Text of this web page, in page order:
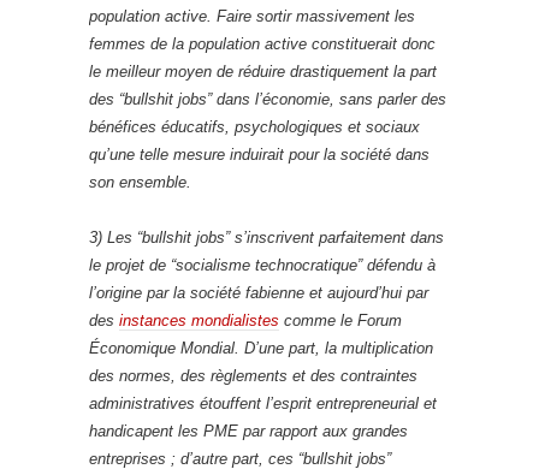
population active. Faire sortir massivement les
femmes de la population active constituerait donc
le meilleur moyen de réduire drastiquement la part
des “bullshit jobs” dans l’économie, sans parler des
bénéfices éducatifs, psychologiques et sociaux
qu’une telle mesure induirait pour la société dans
son ensemble.
3) Les “bullshit jobs” s’inscrivent parfaitement dans
le projet de “socialisme technocratique” défendu à
l’origine par la société fabienne et aujourd’hui par
des instances mondialistes comme le Forum
Économique Mondial. D’une part, la multiplication
des normes, des règlements et des contraintes
administratives étouffent l’esprit entrepreneurial et
handicapent les PME par rapport aux grandes
entreprises ; d’autre part, ces “bullshit jobs”